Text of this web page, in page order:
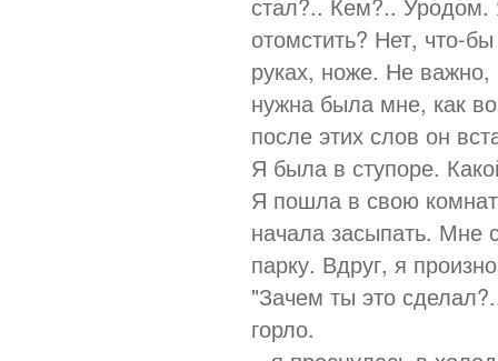
отомстить? Нет, что-
руках, ноже. Не
нужна была мне, как
после этих слов он
Я была в ступоре.
Я пошла в свою
начала засыпать. Мне
парку. Вдруг, я
"Зачем ты это
горло.